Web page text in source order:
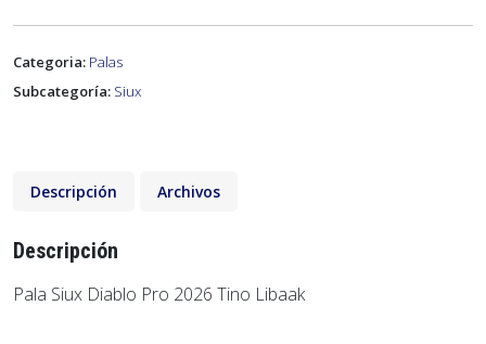
Categoria: Palas
Subcategoría: Siux
Descripción Archivos
Descripción
Pala Siux Diablo Pro 2026 Tino Libaak